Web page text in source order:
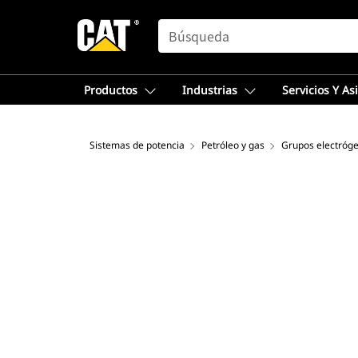
SEARCH
Productos Industrias Servicios Y
Sistemas de potencia Petróleo y gas